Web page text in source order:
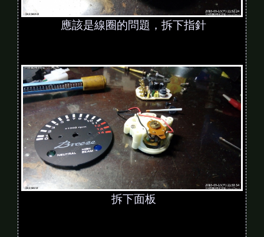
應該是線圈的問題，拆下指針
拆下面板